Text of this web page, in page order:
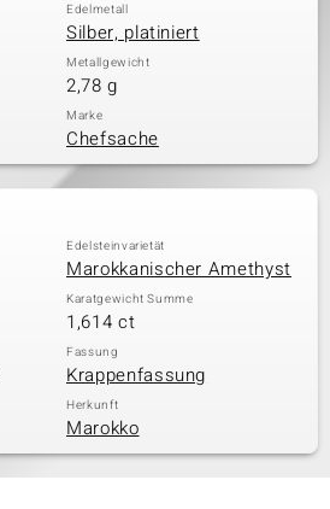
Edelmetall
Silber, platiniert
Metallgewicht
2,78 g
Marke
Chefsache
Edelsteinvarietät
Marokkanischer Amethyst
Karatgewicht Summe
1,614 ct
Fassung
Krappenfassung
Herkunft
Marokko